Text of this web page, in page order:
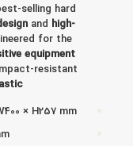
selling hard
and high-
for the
equipment
resistant
× H257 mm